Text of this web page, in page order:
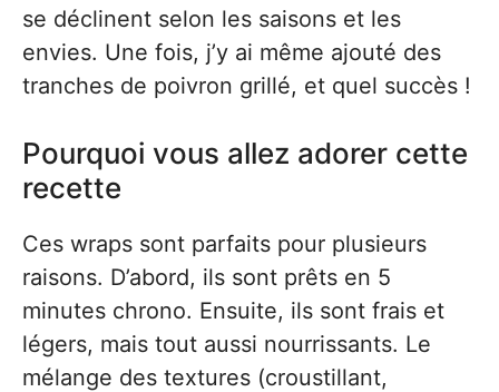
se déclinent selon les saisons et les
envies. Une fois, j’y ai même ajouté des
tranches de poivron grillé, et quel succès !
Pourquoi vous allez adorer cette
recette
Ces wraps sont parfaits pour plusieurs
raisons. D’abord, ils sont prêts en 5
minutes chrono. Ensuite, ils sont frais et
légers, mais tout aussi nourrissants. Le
mélange des textures (croustillant,